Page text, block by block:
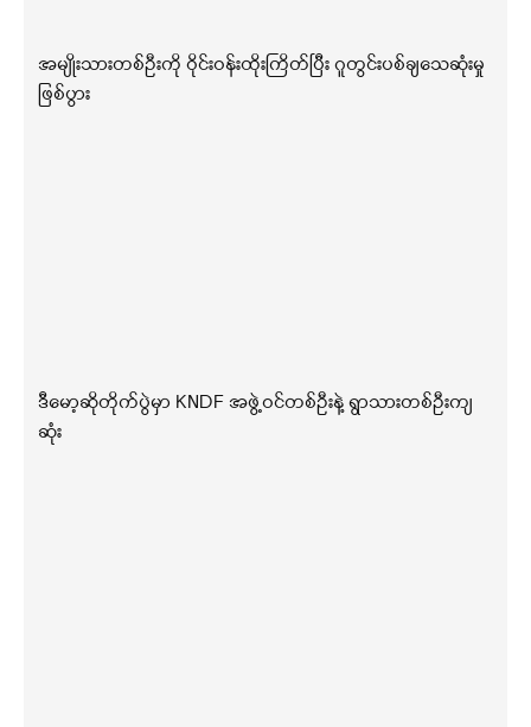
အမျိုးသားတစ်ဦးကို ဝိုင်းဝန်းထိုးကြိတ်ပြီး ဂူတွင်းပစ်ချသေဆုံးမှု
ဖြစ်ပွား
ဒီမော့ဆိုတိုက်ပွဲမှာ KNDF အဖွဲ့ဝင်တစ်ဦးနဲ့ ရွာသားတစ်ဦးကျ
ဆုံး